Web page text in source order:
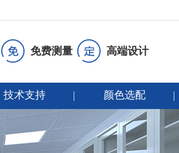
免费测量 高端设计
技术支持 颜色选配